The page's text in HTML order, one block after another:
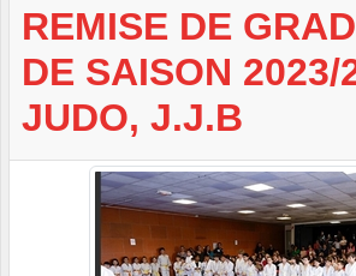
REMISE DE
DE SAISON 2023/
JUDO, J.J.B